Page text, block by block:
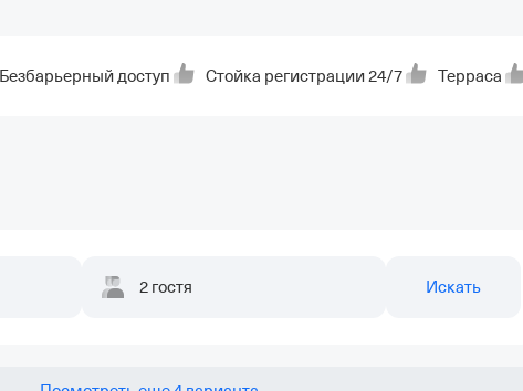
Безбарьерный доступ Стойка регистрации 24/7 Терраса
2 гостя Искать